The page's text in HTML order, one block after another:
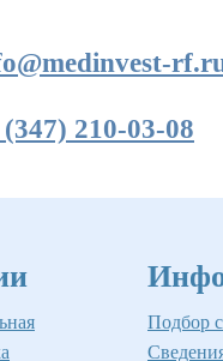
(347) 210-03-08
Подбор